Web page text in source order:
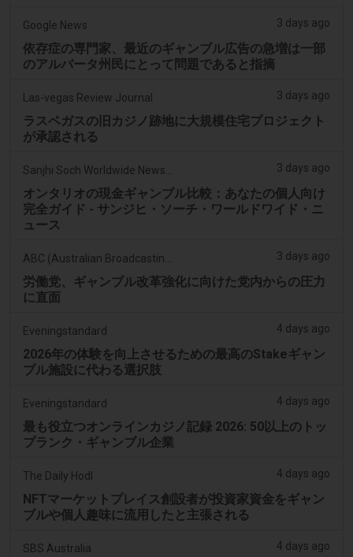
Google News 3 days ago
依存症の専門家、最近のギャンブル広告の急増は一部
のアルバータ州民にとって問題であると指摘
Las-vegas Review Journal 3 days ago
ラスベガスの旧カジノ跡地に大規模住宅プロジェクト
が承認される
3 days ago
オンタリオの現金ギャンブル比較：あなたの個人向け
完全ガイド - サンジヒ・ソーチ・ワールドワイド・ニ
ュース
3 days ago
労働党、ギャンブル改革強化に向けた党内からの圧力
に直面
Eveningstandard 4 days ago
2026年の体験を向上させるための最高のStakeギャン
ブル施設に代わる選択肢
Eveningstandard 4 days ago
最も役立つオンラインカジノ記録 2026: 50以上のトッ
プランク・ギャンブル企業
The Daily Hodl 4 days ago
NFTマーケットプレイス創設者が投資家資金をギャン
ブルや個人趣味に流用したと主張される
SBS Australia 4 days ago